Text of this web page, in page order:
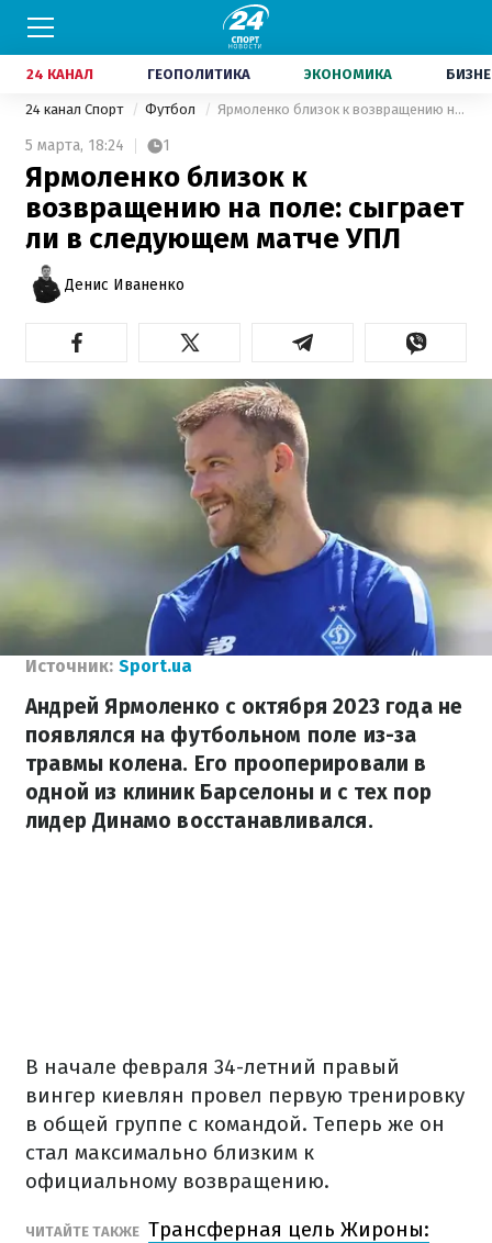
24 КАНАЛ ГЕОПОЛИТИКА ЭКОНОМИКА
24 канал Спорт Футбол Ярмоленко близок к возвращению на поле: сыграет ли в следующем матче УПЛ
5 марта, 18:24 1
Ярмоленко близок к
возвращению на поле: сыграет
ли в следующем матче УПЛ
Денис Иваненко
Источник: Sport.ua
Андрей Ярмоленко с октября 2023 года не
появлялся на футбольном поле из-за
травмы колена. Его прооперировали в
одной из клиник Барселоны и с тех пор
лидер Динамо восстанавливался.
В начале февраля 34-летний правый
вингер киевлян провел первую тренировку
в общей группе с командой. Теперь же он
стал максимально близким к
официальному возвращению.
ЧИТАЙТЕ ТАКЖЕ Трансферная цель Жироны: